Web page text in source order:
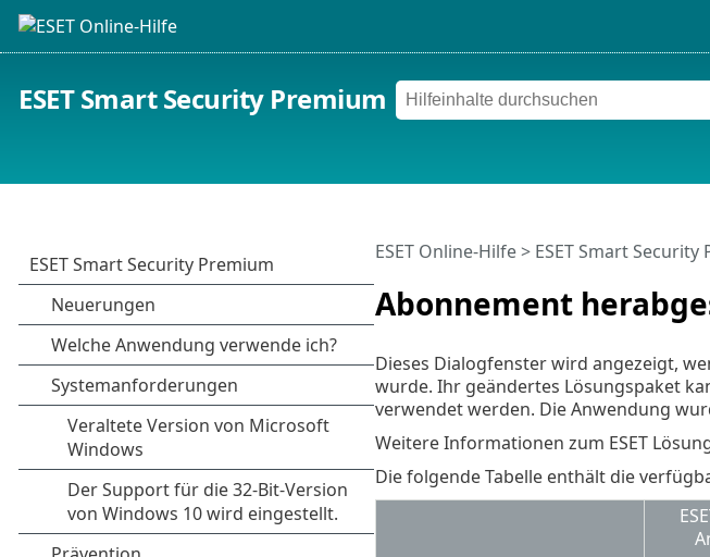
ESET Smart Security Premium
Abonnement
ESET Online-Hilfe> ESET Smart Security
Dieses Dialogfenster wird angezeigt,
wurde. Ihr geändertes Lösungspaket
verwendet werden. Die Anwendung
Weitere Informationen zum ESET
Die folgende Tabelle enthält die